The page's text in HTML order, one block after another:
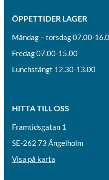
ÖPPETTIDER LAGER
Måndag – torsdag 07.00-
Fredag 07.00-15.00
Lunchstängt 12.30-13.00
HITTA TILL OSS
Framtidsgatan 1
SE-262 73 Ängelholm
Visa på karta